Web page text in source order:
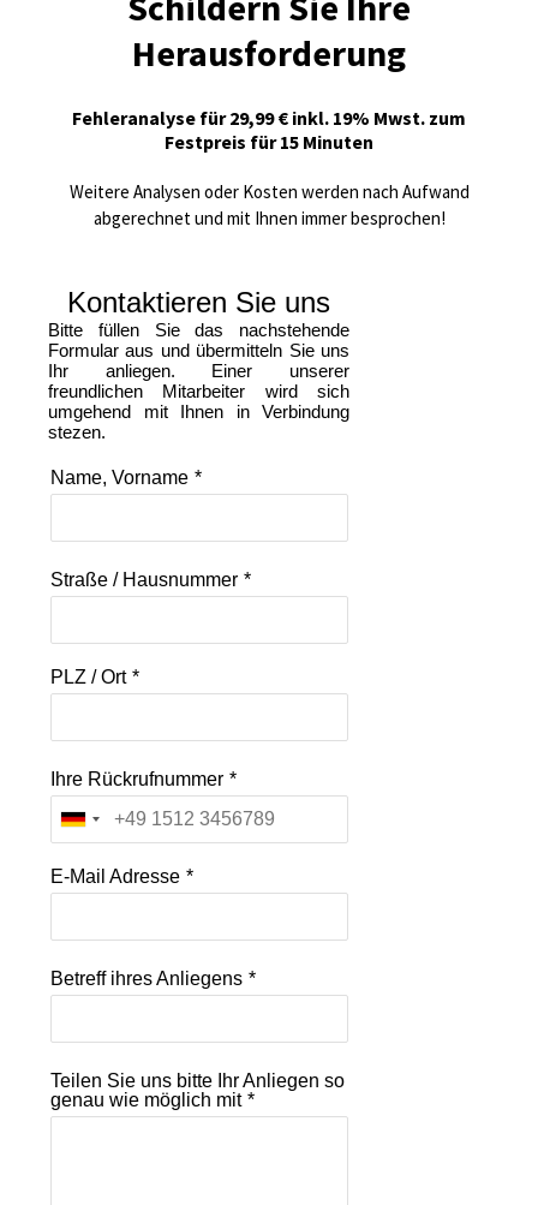
Herausforderung
Fehleranalyse für 29,99 € inkl. 19% Mwst. zum
Festpreis für 15 Minuten
Weitere Analysen oder Kosten werden nach Aufwand
abgerechnet und mit Ihnen immer besprochen!
Kontaktieren Sie uns
Bitte füllen Sie das nachstehende
Formular aus und übermitteln Sie uns
Ihr anliegen. Einer unserer
freundlichen Mitarbeiter wird sich
umgehend mit Ihnen in Verbindung
stezen.
Name, Vorname *
Straße / Hausnummer *
PLZ / Ort *
Ihre Rückrufnummer *
E-Mail Adresse *
Betreff ihres Anliegens *
Teilen Sie uns bitte Ihr Anliegen so
genau wie möglich mit *